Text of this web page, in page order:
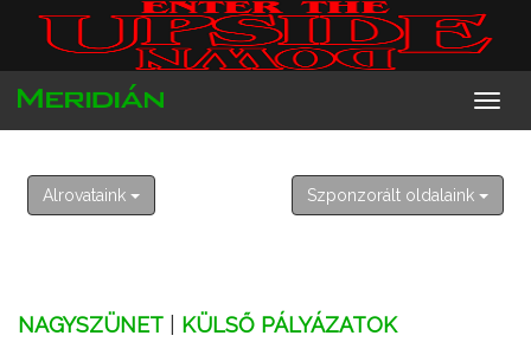
2026. augusztus 8. szombat
László
Alrovataink Szponzorált oldalaink
NAGYSZÜNET KÜLSŐ PÁLYÁZATOK